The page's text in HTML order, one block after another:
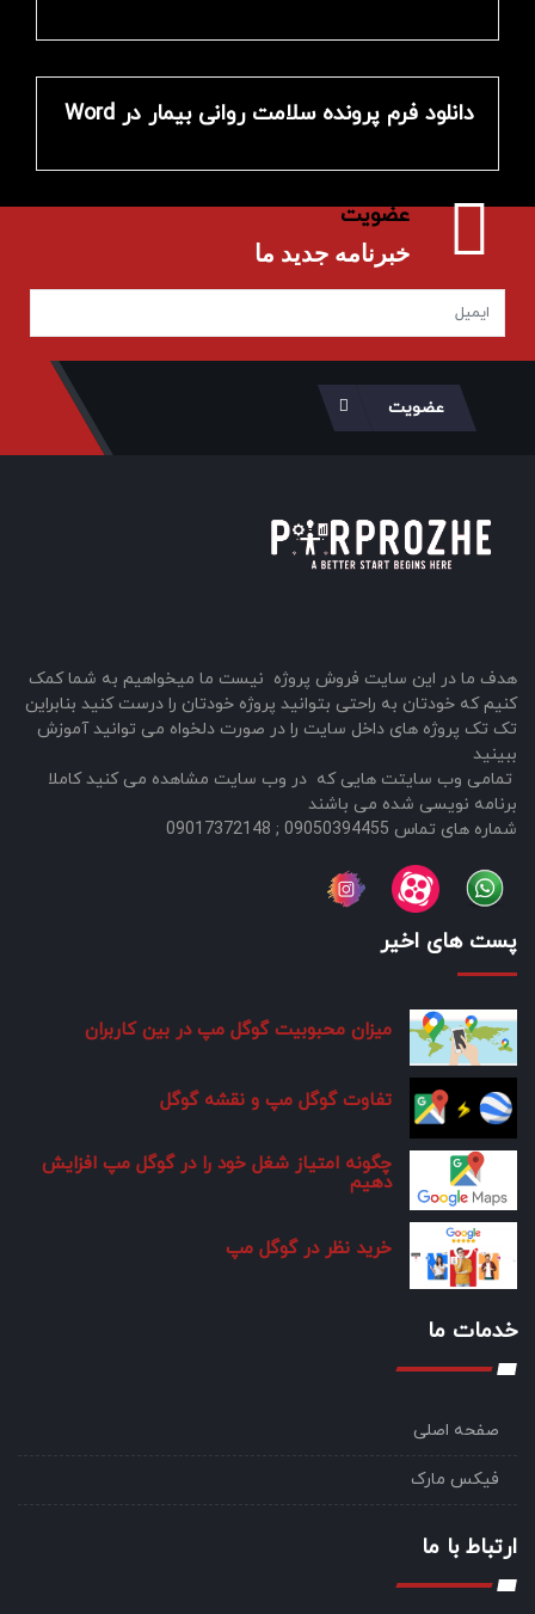
دانلود فرم پرونده سلامت روانی بیمار در Word
عضویت
خبرنامه جدید ما
عضویت
هدف ما در این سایت فروش پروژه نیست ما میخواهیم به شما کمک
کنیم که خودتان به راحتی بتوانید پروژه خودتان را درست کنید بنابراین
تک تک پروژه های داخل سایت را در صورت دلخواه می توانید آموزش
ببینید
تمامی وب سایتت هایی که در وب سایت مشاهده می کنید کاملا
برنامه نویسی شده می باشند
شماره های تماس 09050394455 ; 09017372148
پست های اخیر
میزان محبوبیت گوگل مپ در بین کاربران
تفاوت گوگل مپ و نقشه گوگل
چگونه امتیاز شغل خود را در گوگل مپ افزایش
دهیم
خرید نظر در گوگل مپ
خدمات ما
صفحه اصلی
فیکس مارک
ارتباط با ما